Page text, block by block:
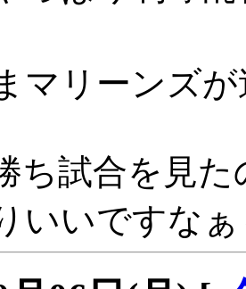
マリーンズ
ち試合を見
いいですなぁ